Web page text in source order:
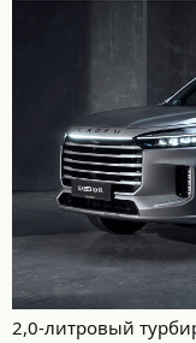
2,0-литровый